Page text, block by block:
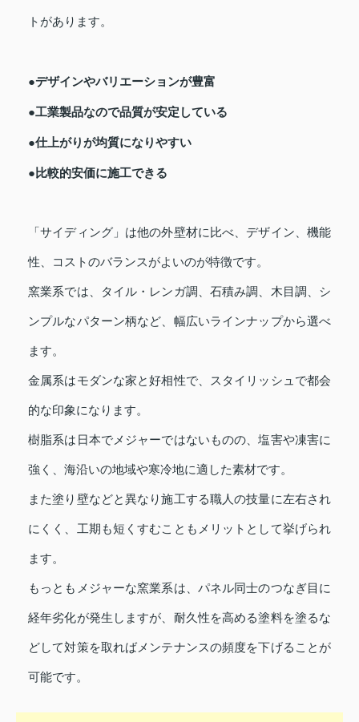
トがあります。
●デザインやバリエーションが豊富
●工業製品なので品質が安定している
●仕上がりが均質になりやすい
●比較的安価に施工できる
「サイディング」は他の外壁材に比べ、デザイン、機能
性、コストのバランスがよいのが特徴です。
窯業系では、タイル・レンガ調、石積み調、木目調、シ
ンプルなパターン柄など、幅広いラインナップから選べ
ます。
金属系はモダンな家と好相性で、スタイリッシュで都会
的な印象になります。
樹脂系は日本でメジャーではないものの、塩害や凍害に
強く、海沿いの地域や寒冷地に適した素材です。
また塗り壁などと異なり施工する職人の技量に左右され
にくく、工期も短くすむこともメリットとして挙げられ
ます。
もっともメジャーな窯業系は、パネル同士のつなぎ目に
経年劣化が発生しますが、耐久性を高める塗料を塗るな
どして対策を取ればメンテナンスの頻度を下げることが
可能です。